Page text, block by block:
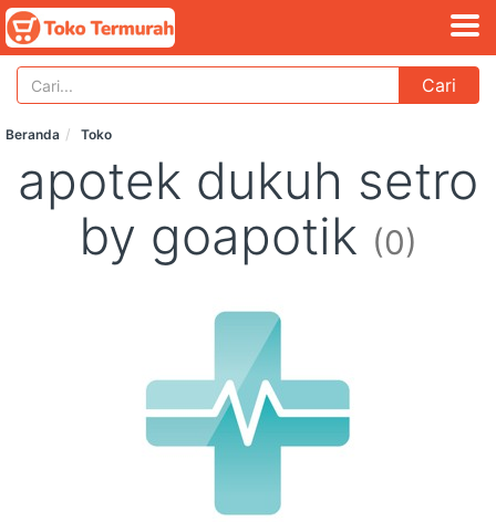
Cari
Beranda Toko
apotek dukuh setro
by goapotik (0)